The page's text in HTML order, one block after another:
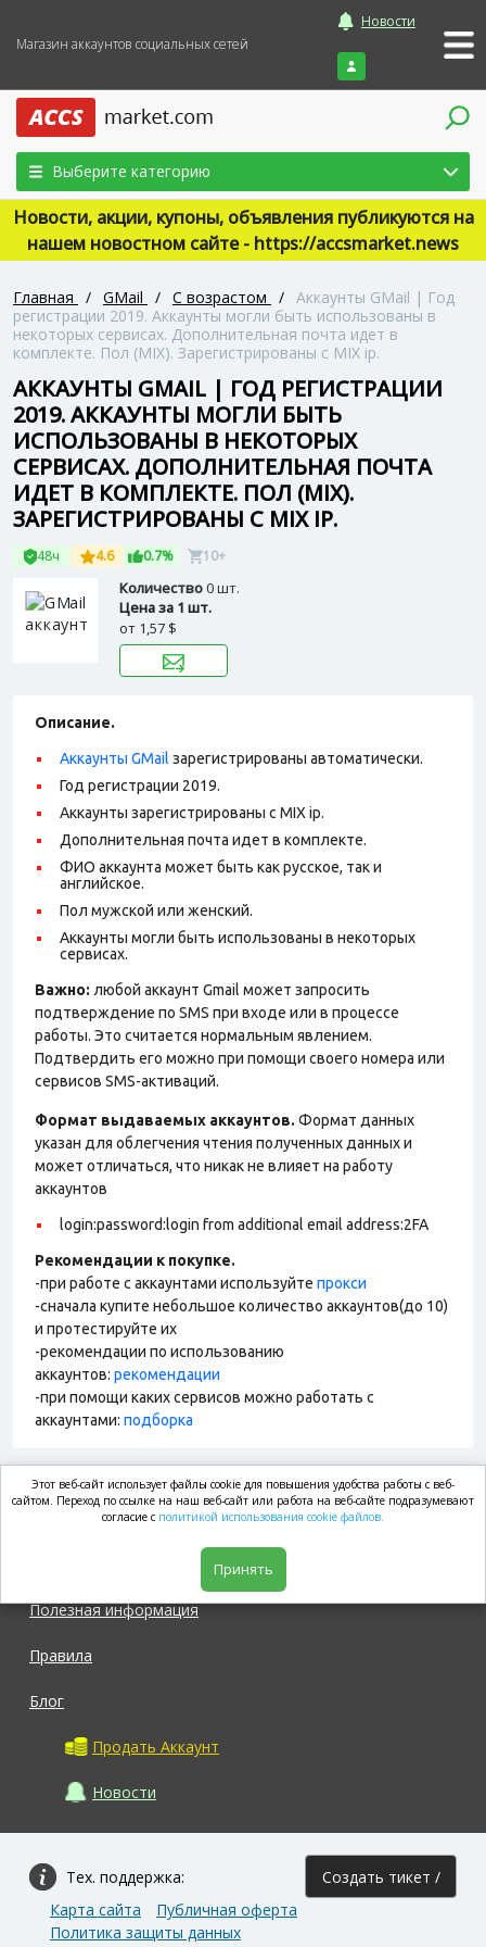
Магазин аккаунтов социальных сетей
Новости
Войти
Выберите категорию
Новости, акции, купоны, объявления публикуются на
нашем новостном сайте - https://accsmarket.news
Главная / GMail / С возрастом / Аккаунты GMail | Год
регистрации 2019. Аккаунты могли быть использованы в
некоторых сервисах. Дополнительная почта идет в
комплекте. Пол (MIX). Зарегистрированы с MIX ip.
АККАУНТЫ GMAIL | ГОД РЕГИСТРАЦИИ
2019. АККАУНТЫ МОГЛИ БЫТЬ
ИСПОЛЬЗОВАНЫ В НЕКОТОРЫХ
СЕРВИСАХ. ДОПОЛНИТЕЛЬНАЯ ПОЧТА
ИДЕТ В КОМПЛЕКТЕ. ПОЛ (MIX).
ЗАРЕГИСТРИРОВАНЫ С MIX IP.
48ч 4.6 0.7% 10+
Количество0 шт.
Цена за 1 шт.
от 1,57 $
Описание.
Аккаунты GMail зарегистрированы автоматически.
Год регистрации 2019.
Аккаунты зарегистрированы с MIX ip.
Дополнительная почта идет в комплекте.
ФИО аккаунта может быть как русское, так и
английское.
Пол мужской или женский.
Аккаунты могли быть использованы в некоторых
сервисах.
Важно: любой аккаунт Gmail может запросить
подтверждение по SMS при входе или в процессе
работы. Это считается нормальным явлением.
Подтвердить его можно при помощи своего номера или
сервисов SMS-активаций.
Формат выдаваемых аккаунтов. Формат данных
указан для облегчения чтения полученных данных и
может отличаться, что никак не влияет на работу
аккаунтов
login:password:login from additional email address:2FA
Рекомендации к покупке.
-при работе с аккаунтами используйте прокси
-сначала купите небольшое количество аккаунтов(до 10)
и протестируйте их
-рекомендации по использованию
аккаунтов: рекомендации
-при помощи каких сервисов можно работать с
аккаунтами: подборка
market.com
Полезная информация
Правила
Блог
Продать Аккаунт
Новости
Тех. поддержка: Создать тикет /
Карта сайта
Публичная оферта
Политика защиты данных
Этот веб-сайт использует файлы cookie для повышения удобства работы с веб-
сайтом. Переход по ссылке на наш веб-сайт или работа на веб-сайте подразумевают
согласие с политикой использования cookie файлов.
Принять